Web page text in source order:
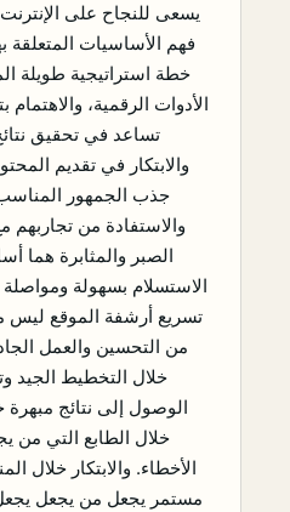
يسعى للنجاح على
فهم الأساسيات المتعلقة
خطة استراتيجية طويلة
الأدوات الرقمية،
تساعد في تحقيق
والابتكار في تقديم
جذب الجمهور
والاستفادة من تجاربهم
الصبر والمثابرة
الاستسلام بسهولة ومواصلة
تسريع أرشفة الموقع
من التحسين والعمل
خلال التخطيط الجيد
الوصول إلى نتائج
خلال الطابع التي من
الأخطاء. والابتكار خلال
مستمر يجعل من يجعل